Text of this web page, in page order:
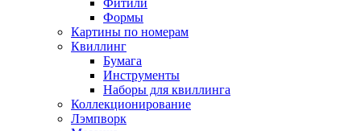
Фитили
Формы
Картины по номерам
Квиллинг
Бумага
Инструменты
Наборы для квиллинга
Коллекционирование
Лэмпворк